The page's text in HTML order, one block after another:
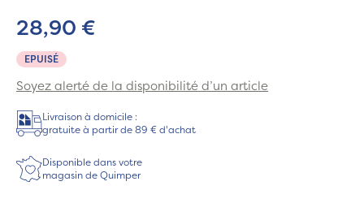
EPUISÉ
28,90 €
Soyez alerté de la disponibilité d’un article
Livraison à domicile :
gratuite à partir de 89 € d'achat
Disponible dans votre
magasin de Quimper